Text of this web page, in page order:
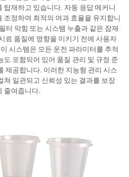
탑재하고 있습니다. 자동 응답 메커니
조정하여 최적의 여과 효율을 유지합니
터 막힘 또는 시스템 누출과 같은 잠재
료 품질에 영향을 미키기 전에 사용자
시스템은 모든 운전 파라미터를 추적
도 포함되어 있어 품질 관리 및 규정 준
제공합니다. 이러한 지능형 관리 시스
쳐 일관되고 신뢰성 있는 결과를 보장
줄여줍니다.